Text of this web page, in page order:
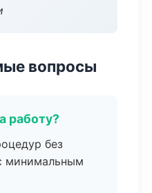
вопросы
работу?
без
минимальным